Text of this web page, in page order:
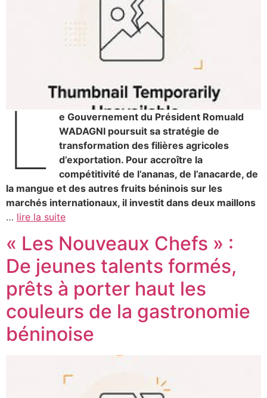
L
e Gouvernement du Président Romuald
WADAGNI poursuit sa stratégie de
transformation des filières agricoles
d’exportation. Pour accroître la
compétitivité de l’ananas, de l’anacarde, de
la mangue et des autres fruits béninois sur les
marchés internationaux, il investit dans deux maillons
… lire la suite
« Les Nouveaux Chefs » :
De jeunes talents formés,
prêts à porter haut les
couleurs de la gastronomie
béninoise